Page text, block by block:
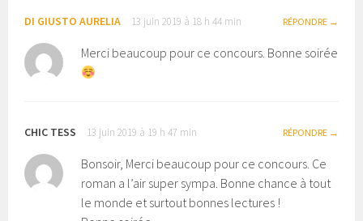
DI GIUSTO AURELIA 13 juin 2019 à 18 h 44 min RÉPONDRE
Merci beaucoup pour ce concours. Bonne soirée
CHIC TESS 13 juin 2019 à 19 h 47 min RÉPONDRE
Bonsoir, Merci beaucoup pour ce concours. Ce
roman a l’air super sympa. Bonne chance à tout
le monde et surtout bonnes lectures !